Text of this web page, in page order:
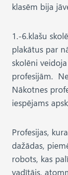
klasēm bija
1.-6.klašu
plakātus par
skolēni
profesijām.
Nākotnes
iespējams
Profesijas,
dažādas,
robots, kas
vadītājs,